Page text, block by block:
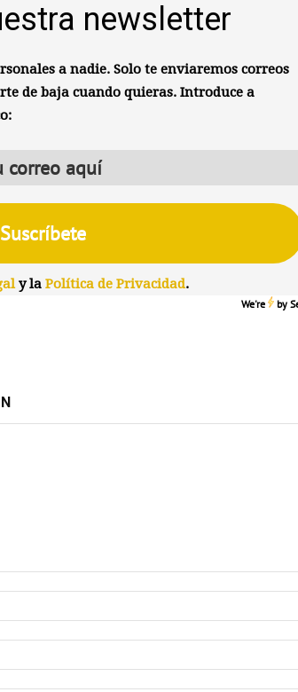
newsletter
a nadie. Solo te enviaremos correos
de baja cuando quieras. Introduce a
y la Política de Privacidad.
We're by